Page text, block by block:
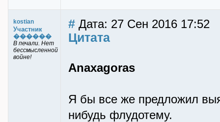
kostian
Участник
������
В печали. Нет
бессмысленной
войне!
# Дата: 27 Сен 2016 17:52
Цитата
Anaxagoras
Я бы все же предложил
нибудь флудотему.